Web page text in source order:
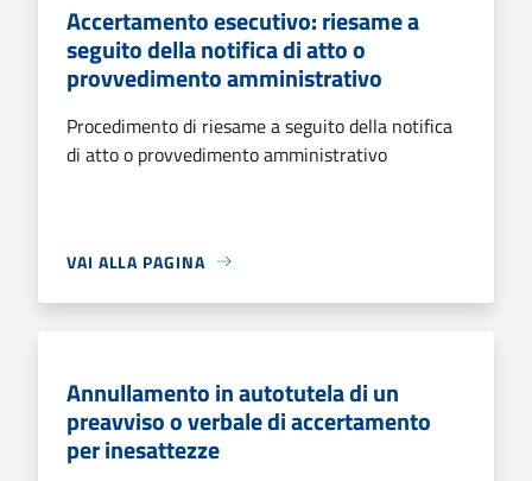
Accertamento esecutivo: riesame a
seguito della notifica di atto o
provvedimento amministrativo
Procedimento di riesame a seguito della notifica
di atto o provvedimento amministrativo
VAI ALLA PAGINA
Annullamento in autotutela di un
preavviso o verbale di accertamento
per inesattezze